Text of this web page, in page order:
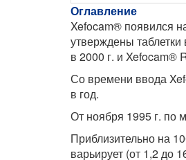
Оглавление
Xefocam® появился
утверждены
в 2000 г. и Xefocam®
Со времени ввода
в год.
От ноября 1995 г. по
Приблизительно на
варьирует (от 1,2 до